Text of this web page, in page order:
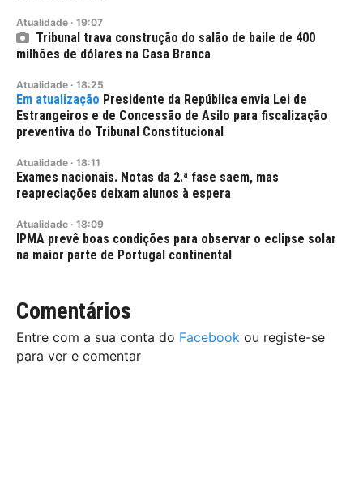
Atualidade · 19:07
Tribunal trava construção do salão de baile de 400
milhões de dólares na Casa Branca
Atualidade · 18:25
Presidente da República envia Lei de
Estrangeiros e de Concessão de Asilo para fiscalização
preventiva do Tribunal Constitucional
Atualidade · 18:11
Exames nacionais. Notas da 2.ª fase saem, mas
reapreciações deixam alunos à espera
Atualidade · 18:09
IPMA prevê boas condições para observar o eclipse solar
na maior parte de Portugal continental
Comentários
Entre com a sua conta do Facebook ou registe-se
para ver e comentar